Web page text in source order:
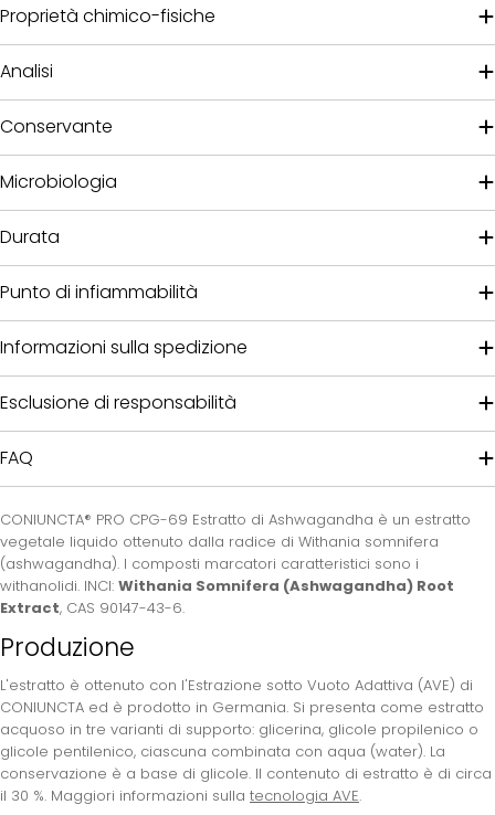
Proprietà chimico-fisiche
Analisi
Conservante
Microbiologia
Durata
Punto di infiammabilità
Informazioni sulla spedizione
Esclusione di responsabilità
FAQ
CONIUNCTA® PRO CPG-69 Estratto di Ashwagandha è un estratto
vegetale liquido ottenuto dalla radice di Withania somnifera
(ashwagandha). I composti marcatori caratteristici sono i
withanolidi. INCI: Withania Somnifera (Ashwagandha) Root
Extract, CAS 90147-43-6.
Produzione
L'estratto è ottenuto con l'Estrazione sotto Vuoto Adattiva (AVE) di
CONIUNCTA ed è prodotto in Germania. Si presenta come estratto
acquoso in tre varianti di supporto: glicerina, glicole propilenico o
glicole pentilenico, ciascuna combinata con aqua (water). La
conservazione è a base di glicole. Il contenuto di estratto è di circa
il 30 %. Maggiori informazioni sulla tecnologia AVE.